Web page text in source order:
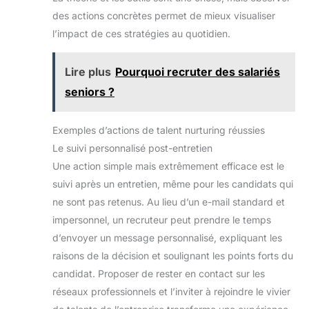
des actions concrètes permet de mieux visualiser
l’impact de ces stratégies au quotidien.
Lire plus Pourquoi recruter des salariés
seniors ?
Exemples d’actions de talent nurturing réussies
Le suivi personnalisé post-entretien
Une action simple mais extrêmement efficace est le
suivi après un entretien, même pour les candidats qui
ne sont pas retenus. Au lieu d’un e-mail standard et
impersonnel, un recruteur peut prendre le temps
d’envoyer un message personnalisé, expliquant les
raisons de la décision et soulignant les points forts du
candidat. Proposer de rester en contact sur les
réseaux professionnels et l’inviter à rejoindre le vivier